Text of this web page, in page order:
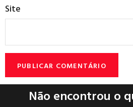
Site
Não encontrou o